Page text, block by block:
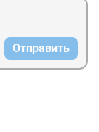
Отправить